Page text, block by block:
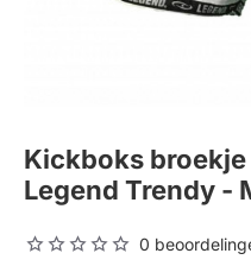
Kickboks
Legend Trendy -
0